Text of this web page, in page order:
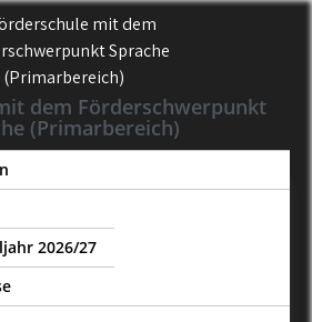
dem Förderschwerpunkt
(Primarbereich)
2026/27